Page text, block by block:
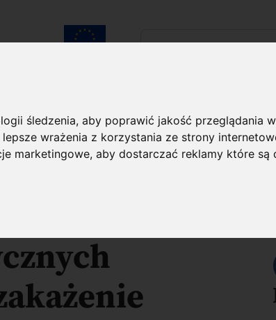
śledzenia, aby poprawić jakość przeglądania
wrażenia z korzystania ze strony
marketingowe,aby dostarczać reklamy które są